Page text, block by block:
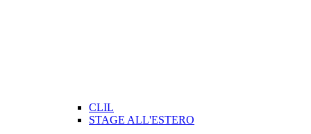
CLIL
STAGE ALL'ESTERO